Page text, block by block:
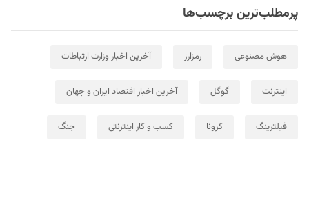
پرمطلب‌ترین برچسب‌ها
هوش مصنوعی رمزارز آخرین اخبار وزارت ارتباطات
اینترنت گوگل آخرین اخبار اقتصاد ایران و جهان
فیلترینگ کرونا کسب و کار اینترنتی جنگ